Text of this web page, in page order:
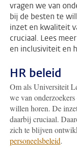
vragen we van
bij de besten te
inzet en kwaliteit
cruciaal. Lees
en inclusiviteit en
HR beleid
Om als Universiteit
we van
willen horen. De
daarbij cruciaal.
zich te blijven
personeelsbeleid.